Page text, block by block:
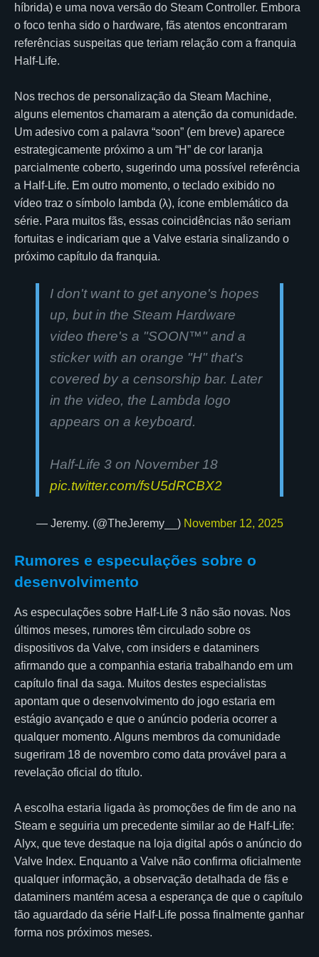
híbrida) e uma nova versão do Steam Controller. Embora
o foco tenha sido o hardware, fãs atentos encontraram
referências suspeitas que teriam relação com a franquia
Half-Life.
Nos trechos de personalização da Steam Machine,
alguns elementos chamaram a atenção da comunidade.
Um adesivo com a palavra “soon” (em breve) aparece
estrategicamente próximo a um “H” de cor laranja
parcialmente coberto, sugerindo uma possível referência
a Half-Life. Em outro momento, o teclado exibido no
vídeo traz o símbolo lambda (λ), ícone emblemático da
série. Para muitos fãs, essas coincidências não seriam
fortuitas e indicariam que a Valve estaria sinalizando o
próximo capítulo da franquia.
I don't want to get anyone's hopes
up, but in the Steam Hardware
video there's a "SOON™" and a
sticker with an orange "H" that's
covered by a censorship bar. Later
in the video, the Lambda logo
appears on a keyboard.
Half-Life 3 on November 18
pic.twitter.com/fsU5dRCBX2
— Jeremy. (@TheJeremy__) November 12, 2025
Rumores e especulações sobre o
desenvolvimento
As especulações sobre Half-Life 3 não são novas. Nos
últimos meses, rumores têm circulado sobre os
dispositivos da Valve, com insiders e dataminers
afirmando que a companhia estaria trabalhando em um
capítulo final da saga. Muitos destes especialistas
apontam que o desenvolvimento do jogo estaria em
estágio avançado e que o anúncio poderia ocorrer a
qualquer momento. Alguns membros da comunidade
sugeriram 18 de novembro como data provável para a
revelação oficial do título.
A escolha estaria ligada às promoções de fim de ano na
Steam e seguiria um precedente similar ao de Half-Life:
Alyx, que teve destaque na loja digital após o anúncio do
Valve Index. Enquanto a Valve não confirma oficialmente
qualquer informação, a observação detalhada de fãs e
dataminers mantém acesa a esperança de que o capítulo
tão aguardado da série Half-Life possa finalmente ganhar
forma nos próximos meses.